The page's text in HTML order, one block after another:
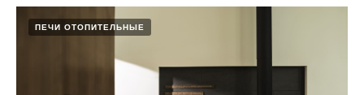
ПЕЧИ ОТОПИТЕЛЬНЫЕ